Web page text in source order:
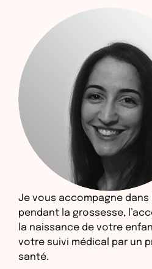
Je vous accompagne
pendant la grossesse,
la naissance de votre
votre suivi médical par un
santé.